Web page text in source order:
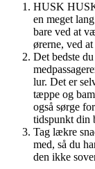
HUSK
en meget
bare ved at
ørerne, ved
Det bedste
lur. Det er
tæppe og
også sørge
tidspunkt din
Tag lækre
med, så du
den ikke